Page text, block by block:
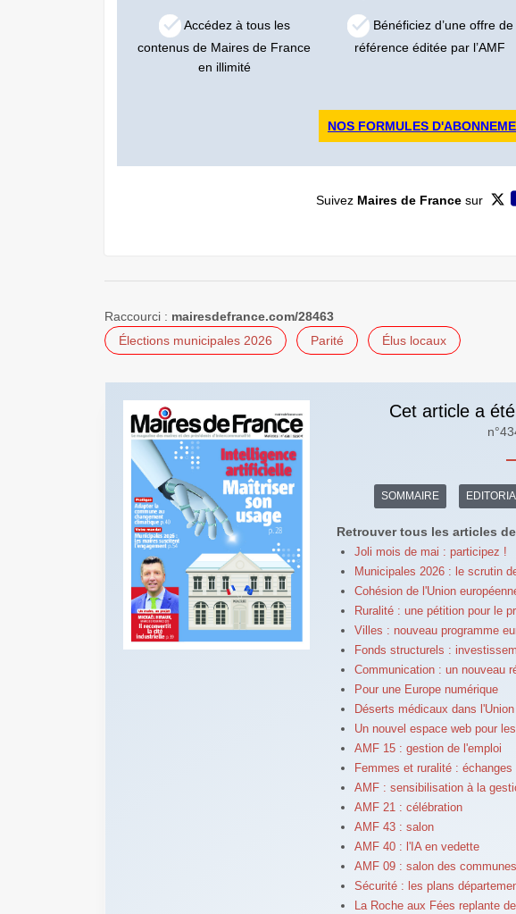
Accédez à tous les
contenus de Maires de France
en illimité
Bénéficiez d’une offre de
référence éditée par l’AMF
NOS FORMULES
Suivez Maires de Francesur
Raccourci : mairesdefrance.com/28463
Élections municipales 2026
Parité Élus locaux
Cet article a
SOMMAIRE
Retrouver tous les articles
Joli mois de mai : participez !
Municipales 2026 : le scrutin
Cohésion de l'Union
Ruralité : une pétition pour le
Villes : nouveau programme
Fonds structurels :
Communication : un nouveau
Pour une Europe numérique
Déserts médicaux dans
Un nouvel espace web pour
AMF 15 : gestion de l'emploi
Femmes et ruralité :
AMF : sensibilisation à la
AMF 21 : célébration
AMF 43 : salon
AMF 40 : l'IA en vedette
AMF 09 : salon des
Sécurité : les plans
La Roche aux Fées replante